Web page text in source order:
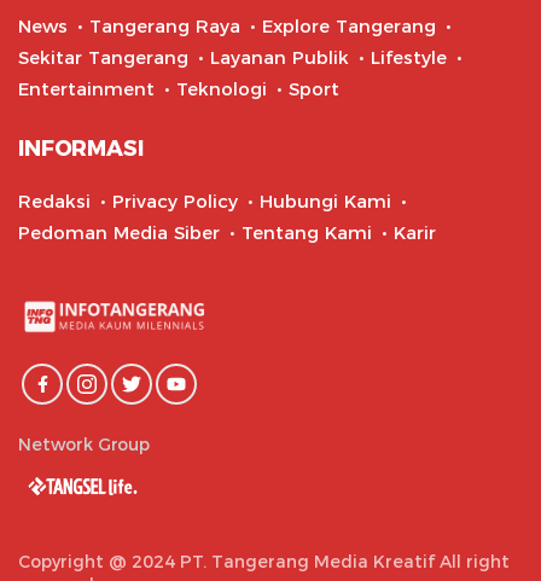
News Tangerang Raya
Explore Tangerang
Sekitar Tangerang
Layanan Publik
Lifestyle
Entertainment
Teknologi Sport
INFORMASI
Redaksi Privacy Policy
Hubungi Kami
Pedoman Media Siber
Tentang Kami Karir
Network Group
Copyright @ 2024 PT. Tangerang Media Kreatif All right